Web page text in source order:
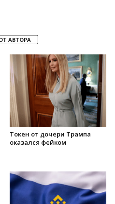
АВТОРА
Токен от дочери Трампа
оказался фейком